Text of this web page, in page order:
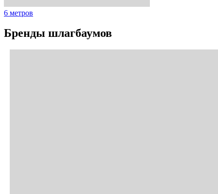
6 метров
Бренды шлагбаумов